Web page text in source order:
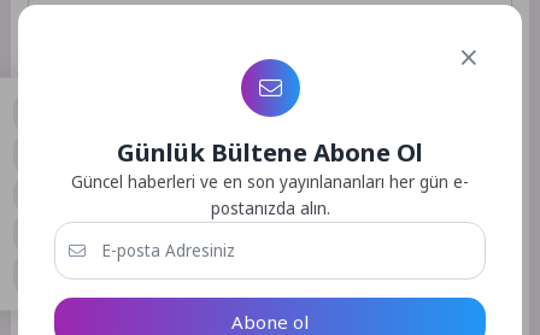
Daha sonraki yorumlarımda kullanılması için adım, e-posta
adresim ve site adresim bu tarayıcıya kaydedilsin.
Günlük Bültene Abone Ol
Güncel haberleri ve en son yayınlananları her gün e-
postanızda alın.
Abone ol